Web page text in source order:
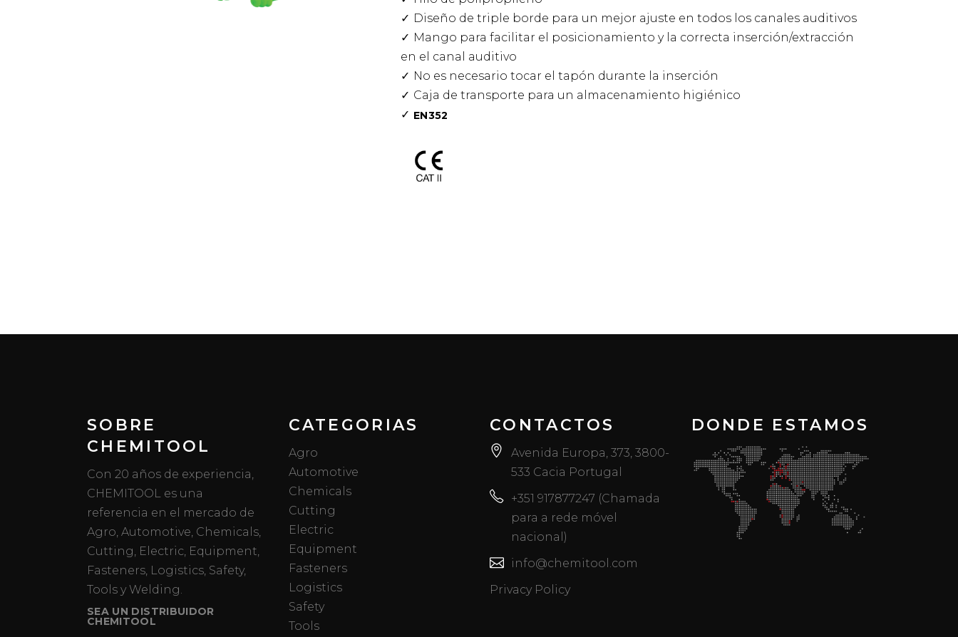
Diseño de triple borde para un mejor ajuste en todos los canales auditivos
Mango para facilitar el posicionamiento y la correcta inserción/extracción
en el canal auditivo
No es necesario tocar el tapón durante la inserción
Caja de transporte para un almacenamiento higiénico
EN352
SOBRE
CHEMITOOL
Con 20 años de experiencia,
CHEMITOOL es una
referencia en el mercado de
Agro, Automotive, Chemicals,
Cutting, Electric, Equipment,
Fasteners, Logistics, Safety,
Tools y Welding.
SEA UN DISTRIBUIDOR
CHEMITOOL
CATEGORIAS
Agro
Automotive
Chemicals
Cutting
Electric
Equipment
Fasteners
Logistics
Safety
Tools
CONTACTOS
Avenida Europa, 373, 3800-
533 Cacia Portugal
+351 917877247 (Chamada
para a rede móvel
nacional)
info@chemitool.com
Privacy Policy
DONDE ESTAMOS